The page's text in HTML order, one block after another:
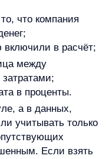
рублей